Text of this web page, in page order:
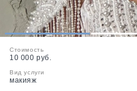
1 2
Стоимость
10 000 руб.
Вид услуги
макияж